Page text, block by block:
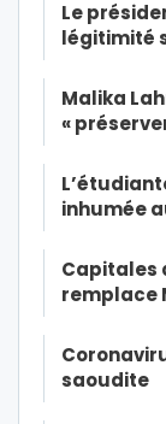
Le
légitimité
Malika
«
inhumée
Capitales
remplace
saoudite